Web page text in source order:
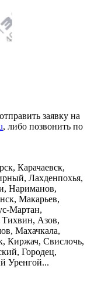
заявку на
, либо позвонить по
Карачаевск,
Лахденпохья,
Нариманов,
Макарьев,
Мартан,
Азов,
Махачкала,
Киржач, Свислочь,
Городец,
Уренгой...